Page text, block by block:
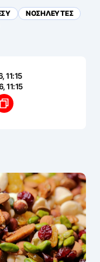
ΝΟΣΗΛΕΥΤΕΣ
11:15
11:15